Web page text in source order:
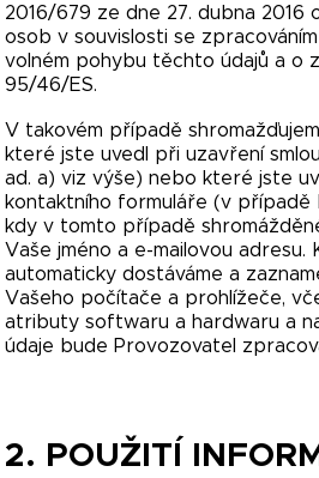
2016/679 ze dne 27. dubna 2016
osob v souvislosti se
volném pohybu těchto údajů a o
95/46/ES.
V takovém případě
které jste uvedl při uzavření
ad. a) viz výše) nebo které jste
kontaktního formuláře (v případě
kdy v tomto případě
Vaše jméno a e-mailovou adresu.
automaticky dostáváme a
Vašeho počítače a prohlížeče,
atributy softwaru a hardwaru a
údaje bude Provozovatel
2. POUŽITÍ